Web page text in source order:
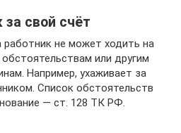
за свой счёт
работник не может ходить на
или другим
Например, ухаживает за
Список обстоятельств
— ст. 128 ТК РФ.